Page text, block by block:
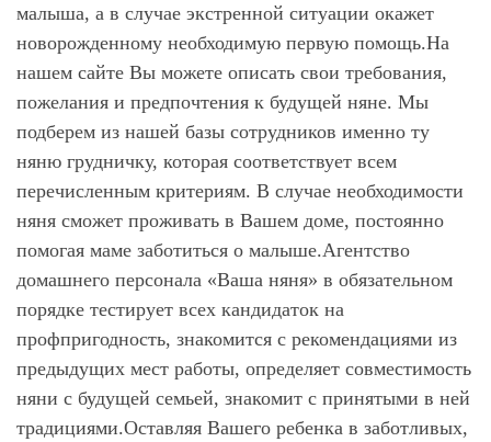
малыша, а в случае экстренной ситуации окажет
новорожденному необходимую первую помощь.На
нашем сайте Вы можете описать свои требования,
пожелания и предпочтения к будущей няне. Мы
подберем из нашей базы сотрудников именно ту
няню грудничку, которая соответствует всем
перечисленным критериям. В случае необходимости
няня сможет проживать в Вашем доме, постоянно
помогая маме заботиться о малыше.Агентство
домашнего персонала «Ваша няня» в обязательном
порядке тестирует всех кандидаток на
профпригодность, знакомится с рекомендациями из
предыдущих мест работы, определяет совместимость
няни с будущей семьей, знакомит с принятыми в ней
традициями.Оставляя Вашего ребенка в заботливых,